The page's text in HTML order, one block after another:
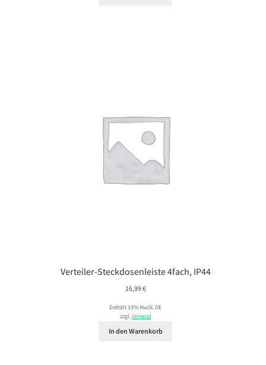
Verteiler-Steckdosenleiste 4fach, IP44
16,99€
Enthält 19% MwSt. DE
zzgl.Versand
In den Warenkorb